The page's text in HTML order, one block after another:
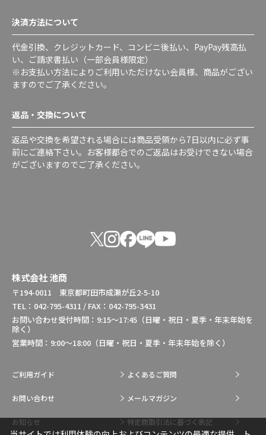
決済方法について
代金引換、クレジットカード、コンビニ後払い、PayPay残高払
い、ご請求書払い（一部会員様限定）
※お支払い方法によりご利用いただけない会員様、商品がござい
ますのでご了承ください。
返品・交換について
返品や交換を希望される場合には商品受領から7日以内に必ず事
前にご連絡下さい。お客様都合でのご返品はお受けできない場合
がございますのでご了承ください。
株式会社 池商
〒194-0011 東京都町田市成瀬が丘2-5-10
TEL：042-795-4311 / FAX：042-795-3431
お問い合わせ受付時間：9:15～17:45（日曜・祝日・夏季・年末年始を
除く）
営業時間：9:00～18:00（日曜・祝日・夏季・年末年始を除く）
ご利用ガイド よくあるご質問
お問い合わせ メールマガジン
お知らせ 特定商取引法に基づく表記